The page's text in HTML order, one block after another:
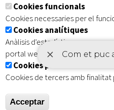
Subscriu-te al nostre
Inici | Avís legal |
| Accessibilitat
Cookies funcionals
Cookies necessaries per el
Cookies analítiques
Anàlisis d'estadístiques que
portal web
Cookies publicitàries
Cookies de tercers amb finalitat
Acceptar